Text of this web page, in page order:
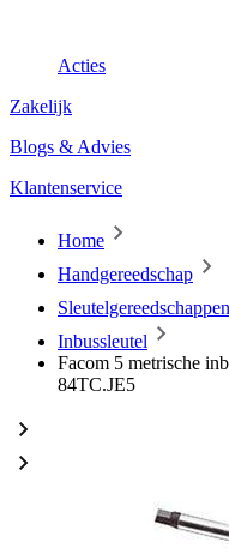
Acties
Zakelijk
Blogs & Advies
Klantenservice
Home
Handgereedschap
Sleutelgereedschappen
Inbussleutel
Facom 5 metrische
84TC.JE5